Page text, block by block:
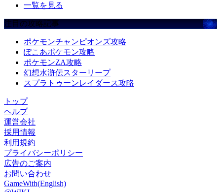
一覧を見る
注目の攻略記事
ポケモンチャンピオンズ攻略
ぽこあポケモン攻略
ポケモンZA攻略
幻想水滸伝スターリープ
スプラトゥーンレイダース攻略
トップ
ヘルプ
運営会社
採用情報
利用規約
プライバシーポリシー
広告のご案内
お問い合わせ
GameWith(English)